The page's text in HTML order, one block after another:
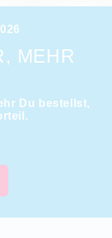
MEHR
Du bestellst,